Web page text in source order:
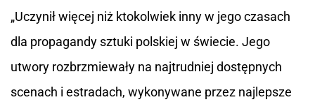
„Uczynił więcej niż ktokolwiek inny w jego czasach
dla propagandy sztuki polskiej w świecie. Jego
utwory rozbrzmiewały na najtrudniej dostępnych
scenach i estradach, wykonywane przez najlepsze